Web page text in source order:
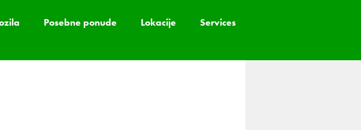
Posebne ponude Lokacije Services